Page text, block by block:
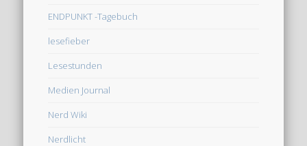
ENDPUNKT -Tagebuch
lesefieber
Lesestunden
Medien Journal
Nerd Wiki
Nerdlicht